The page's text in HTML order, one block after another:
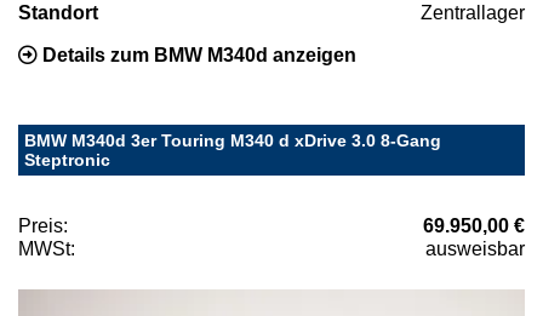
Standort Zentrallager
Details zum BMW M340d anzeigen
BMW M340d 3er Touring M340 d xDrive 3.0 8-Gang
Steptronic
Preis:
69.950,00 €
MWSt:
ausweisbar